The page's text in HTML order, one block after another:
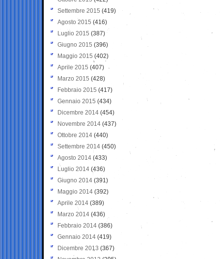
Settembre 2015 (419)
Agosto 2015 (416)
Luglio 2015 (387)
Giugno 2015 (396)
Maggio 2015 (402)
Aprile 2015 (407)
Marzo 2015 (428)
Febbraio 2015 (417)
Gennaio 2015 (434)
Dicembre 2014 (454)
Novembre 2014 (437)
Ottobre 2014 (440)
Settembre 2014 (450)
Agosto 2014 (433)
Luglio 2014 (436)
Giugno 2014 (391)
Maggio 2014 (392)
Aprile 2014 (389)
Marzo 2014 (436)
Febbraio 2014 (386)
Gennaio 2014 (419)
Dicembre 2013 (367)